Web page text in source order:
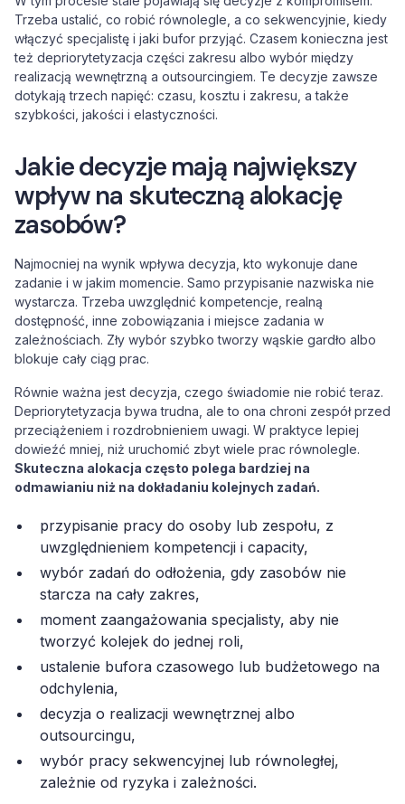
Trzeba ustalić, co robić równolegle, a co sekwencyjnie, kiedy
włączyć specjalistę i jaki bufor przyjąć. Czasem konieczna jest
też depriorytetyzacja części zakresu albo wybór między
realizacją wewnętrzną a outsourcingiem. Te decyzje zawsze
dotykają trzech napięć: czasu, kosztu i zakresu, a także
szybkości, jakości i elastyczności.
Jakie decyzje mają największy
wpływ na skuteczną alokację
zasobów?
Najmocniej na wynik wpływa decyzja, kto wykonuje dane
zadanie i w jakim momencie. Samo przypisanie nazwiska nie
wystarcza. Trzeba uwzględnić kompetencje, realną
dostępność, inne zobowiązania i miejsce zadania w
zależnościach. Zły wybór szybko tworzy wąskie gardło albo
blokuje cały ciąg prac.
Równie ważna jest decyzja, czego świadomie nie robić teraz.
Depriorytetyzacja bywa trudna, ale to ona chroni zespół przed
przeciążeniem i rozdrobnieniem uwagi. W praktyce lepiej
dowieźć mniej, niż uruchomić zbyt wiele prac równolegle.
Skuteczna alokacja często polega bardziej na
odmawianiu niż na dokładaniu kolejnych zadań.
przypisanie pracy do osoby lub zespołu, z
uwzględnieniem kompetencji i capacity,
wybór zadań do odłożenia, gdy zasobów nie
starcza na cały zakres,
moment zaangażowania specjalisty, aby nie
tworzyć kolejek do jednej roli,
ustalenie bufora czasowego lub budżetowego na
odchylenia,
decyzja o realizacji wewnętrznej albo
outsourcingu,
wybór pracy sekwencyjnej lub równoległej,
zależnie od ryzyka i zależności.